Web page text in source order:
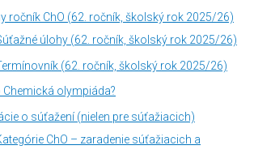
ročník ChO (62. ročník, školský rok 2025/26)
úlohy (62. ročník, školský rok 2025/26)
(62. ročník, školský rok 2025/26)
Chemická olympiáda?
o súťažení (nielen pre súťažiacich)
ChO – zaradenie súťažiacich a